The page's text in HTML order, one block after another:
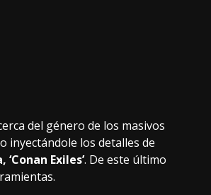
del género de los masivos
inyectándole los detalles de
Exiles’. De este último